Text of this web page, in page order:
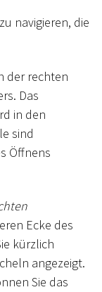
navigieren, die
der rechten
Das
in den
sind
Öffnens
Ecke des
kürzlich
angezeigt.
Sie das